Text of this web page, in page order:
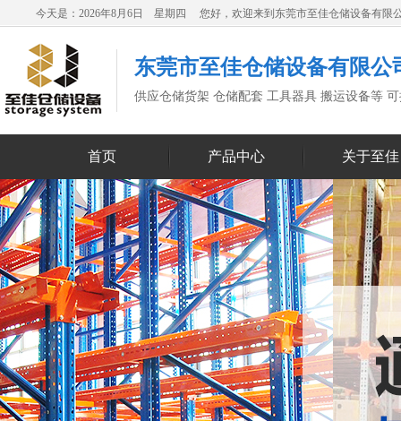
今天是：2026年8月6日 星期四 您好，欢迎来到东莞市至佳仓储设备有限
东莞市至佳仓储设备有限公
供应仓储货架 仓储配套 工具器具 搬运设备等
首页 产品中心 关于至佳